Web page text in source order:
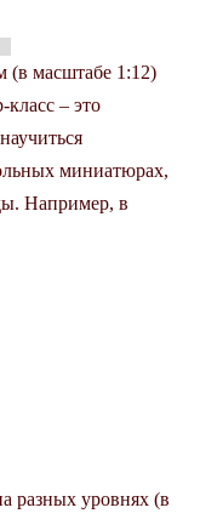
(в масштабе 1:12)
– это
миниатюрах,
Например, в
разных уровнях (в